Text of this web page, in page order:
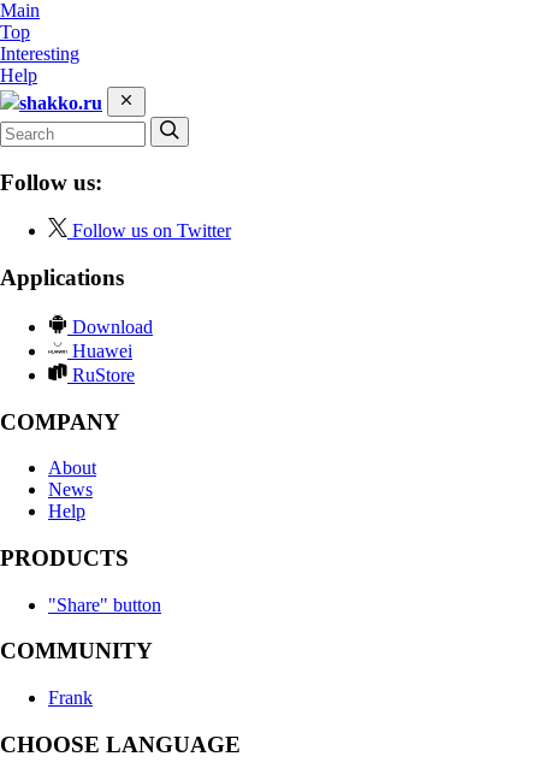
Main
Top
Interesting
Help
shakko.ru
Follow us:
Follow us on Twitter
Applications
Download
Huawei
RuStore
COMPANY
About
News
Help
PRODUCTS
"Share" button
COMMUNITY
Frank
CHOOSE LANGUAGE